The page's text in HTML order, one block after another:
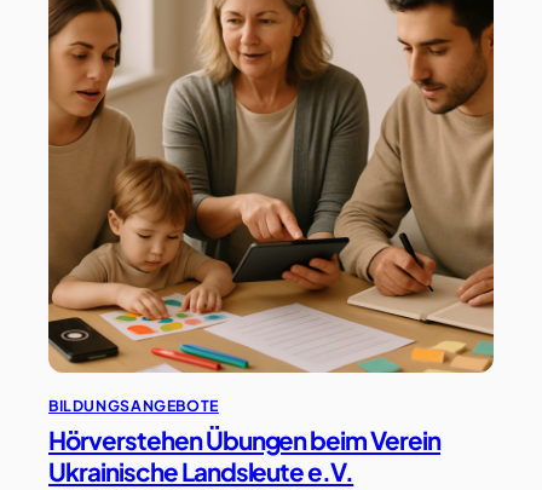
BILDUNGSANGEBOTE
Hörverstehen Übungen beim Verein
Ukrainische Landsleute e.V.